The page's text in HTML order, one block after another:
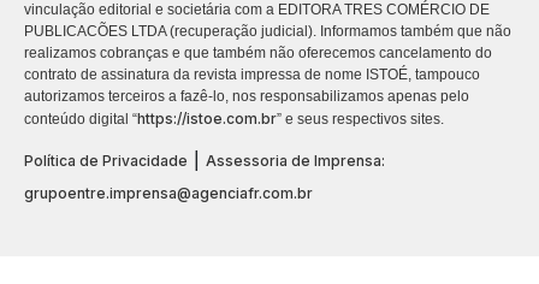
vinculação editorial e societária com a EDITORA TRES COMÉRCIO DE
PUBLICACÕES LTDA (recuperação judicial). Informamos também que não
realizamos cobranças e que também não oferecemos cancelamento do
contrato de assinatura da revista impressa de nome ISTOÉ, tampouco
autorizamos terceiros a fazê-lo, nos responsabilizamos apenas pelo
conteúdo digital “https://istoe.com.br” e seus respectivos sites.
Política de Privacidade
Assessoria de Imprensa:
grupoentre.imprensa@agenciafr.com.br